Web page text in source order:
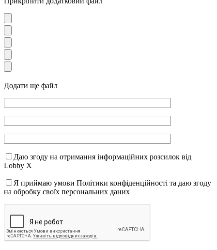
Додати ще файл
Даю згоду на отримання інформаційних розсилок від
Lobby X
Я приймаю умови Політики конфіденційності та даю згоду
на обробку своїх персональних даних